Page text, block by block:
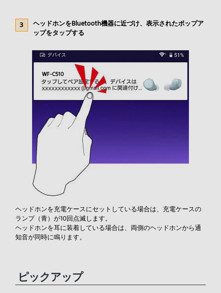
ヘッドホンをBluetooth機器に近づけ、表示されたポップア
ップをタップする
ヘッドホンを充電ケースにセットしている場合は、充電ケースの
ランプ（青）が10回点滅します。
ヘッドホンを耳に装着している場合は、両側のヘッドホンから通
知音が同時に鳴ります。
ピックアップ